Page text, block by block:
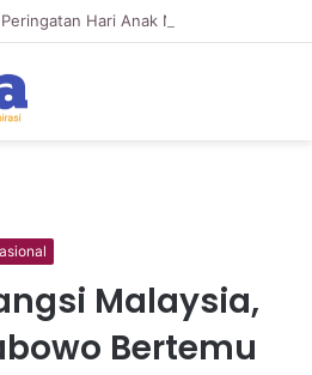
Malaysia,
Bertemu